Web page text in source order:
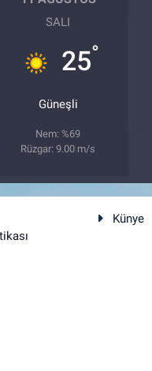
SALI
25°
Güneşli
Nem: %69
Rüzgar: 9.00 m/s
Künye